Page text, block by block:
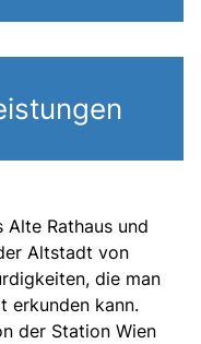
Rathaus und
Altstadt von
die man
erkunden kann.
der Station Wien